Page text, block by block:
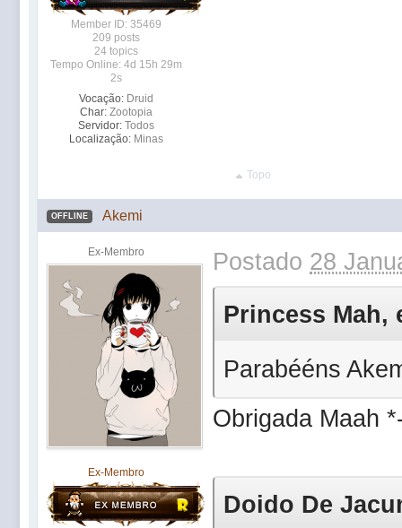
Member ID: 35469
209 posts
24 topics
Tempo Online: 4d 15h 29m
2s
Vocação: Druid
Char: Zootopia
Servidor: Todos
Localização: Minas
Topo
OFFLINE Akemi
Ex-Membro
Ex-Membro
Postado 28
Princess Mah,
Parabééns
Obrigada Maah
Doido De